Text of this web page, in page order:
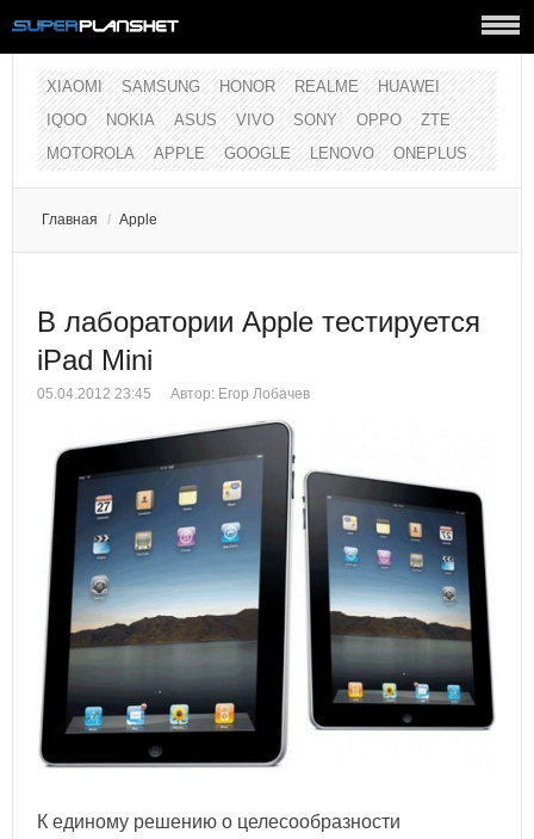
XIAOMI SAMSUNG HONOR REALME
HUAWEI
IQOO
NOKIA ASUS VIVO SONY OPPO
ZTE
MOTOROLA
APPLE GOOGLE LENOVO ONEPLUS
Главная / Apple
В лаборатории Apple тестируется
iPad Mini
05.04.2012 23:45 Автор: Егор Лобачев
К единому решению о целесообразности